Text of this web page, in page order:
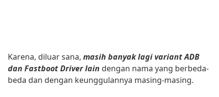
Karena, diluar sana, masih banyak lagi variant ADB
dan Fastboot Driver lain dengan nama yang berbeda-
beda dan dengan keunggulannya masing-masing.